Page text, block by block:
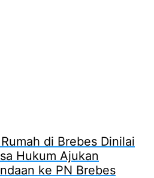
di Brebes Dinilai
Hukum Ajukan
ke PN Brebes